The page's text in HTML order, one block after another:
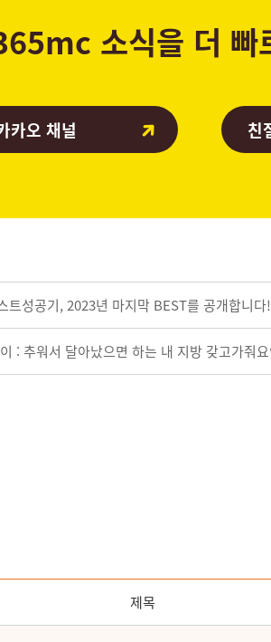
소식을 더 빠
카오 채널 친
트성공기, 2023년 마지막 BEST를 공개합니다!
: 추워서 달아났으면 하는 내 지방 갖고가줘
제목